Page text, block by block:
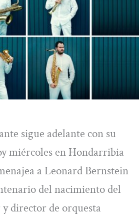
sigue adelante con su
miércoles en Hondarribia
a Leonard Bernstein
del nacimiento del
director de orquesta